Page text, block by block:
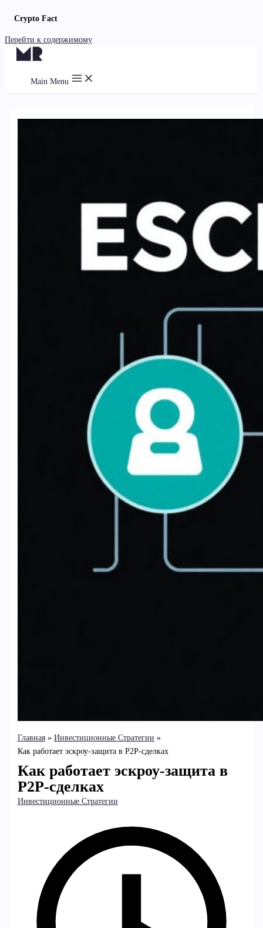
Crypto Fact
Перейти к содержимому
Main Menu
Главная
Инвестиционные Стратегии
Как работает эскроу-защита в P2P-сделках
Как работает эскроу-защита в
P2P-сделках
Инвестиционные Стратегии